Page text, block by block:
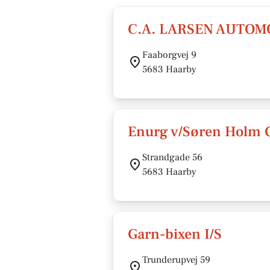
C.A. LARSEN
Faaborgvej 9
5683 Haarby
Enurg v/Søren Holm
Strandgade 56
5683 Haarby
Garn-bixen I/S
Trunderupvej 59